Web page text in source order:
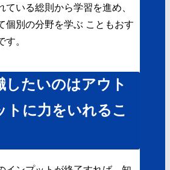
ている総則から学習を進め、
個別の分野を学ぶ こともおす
す。
したいのはアウト
トに力をいれるこ